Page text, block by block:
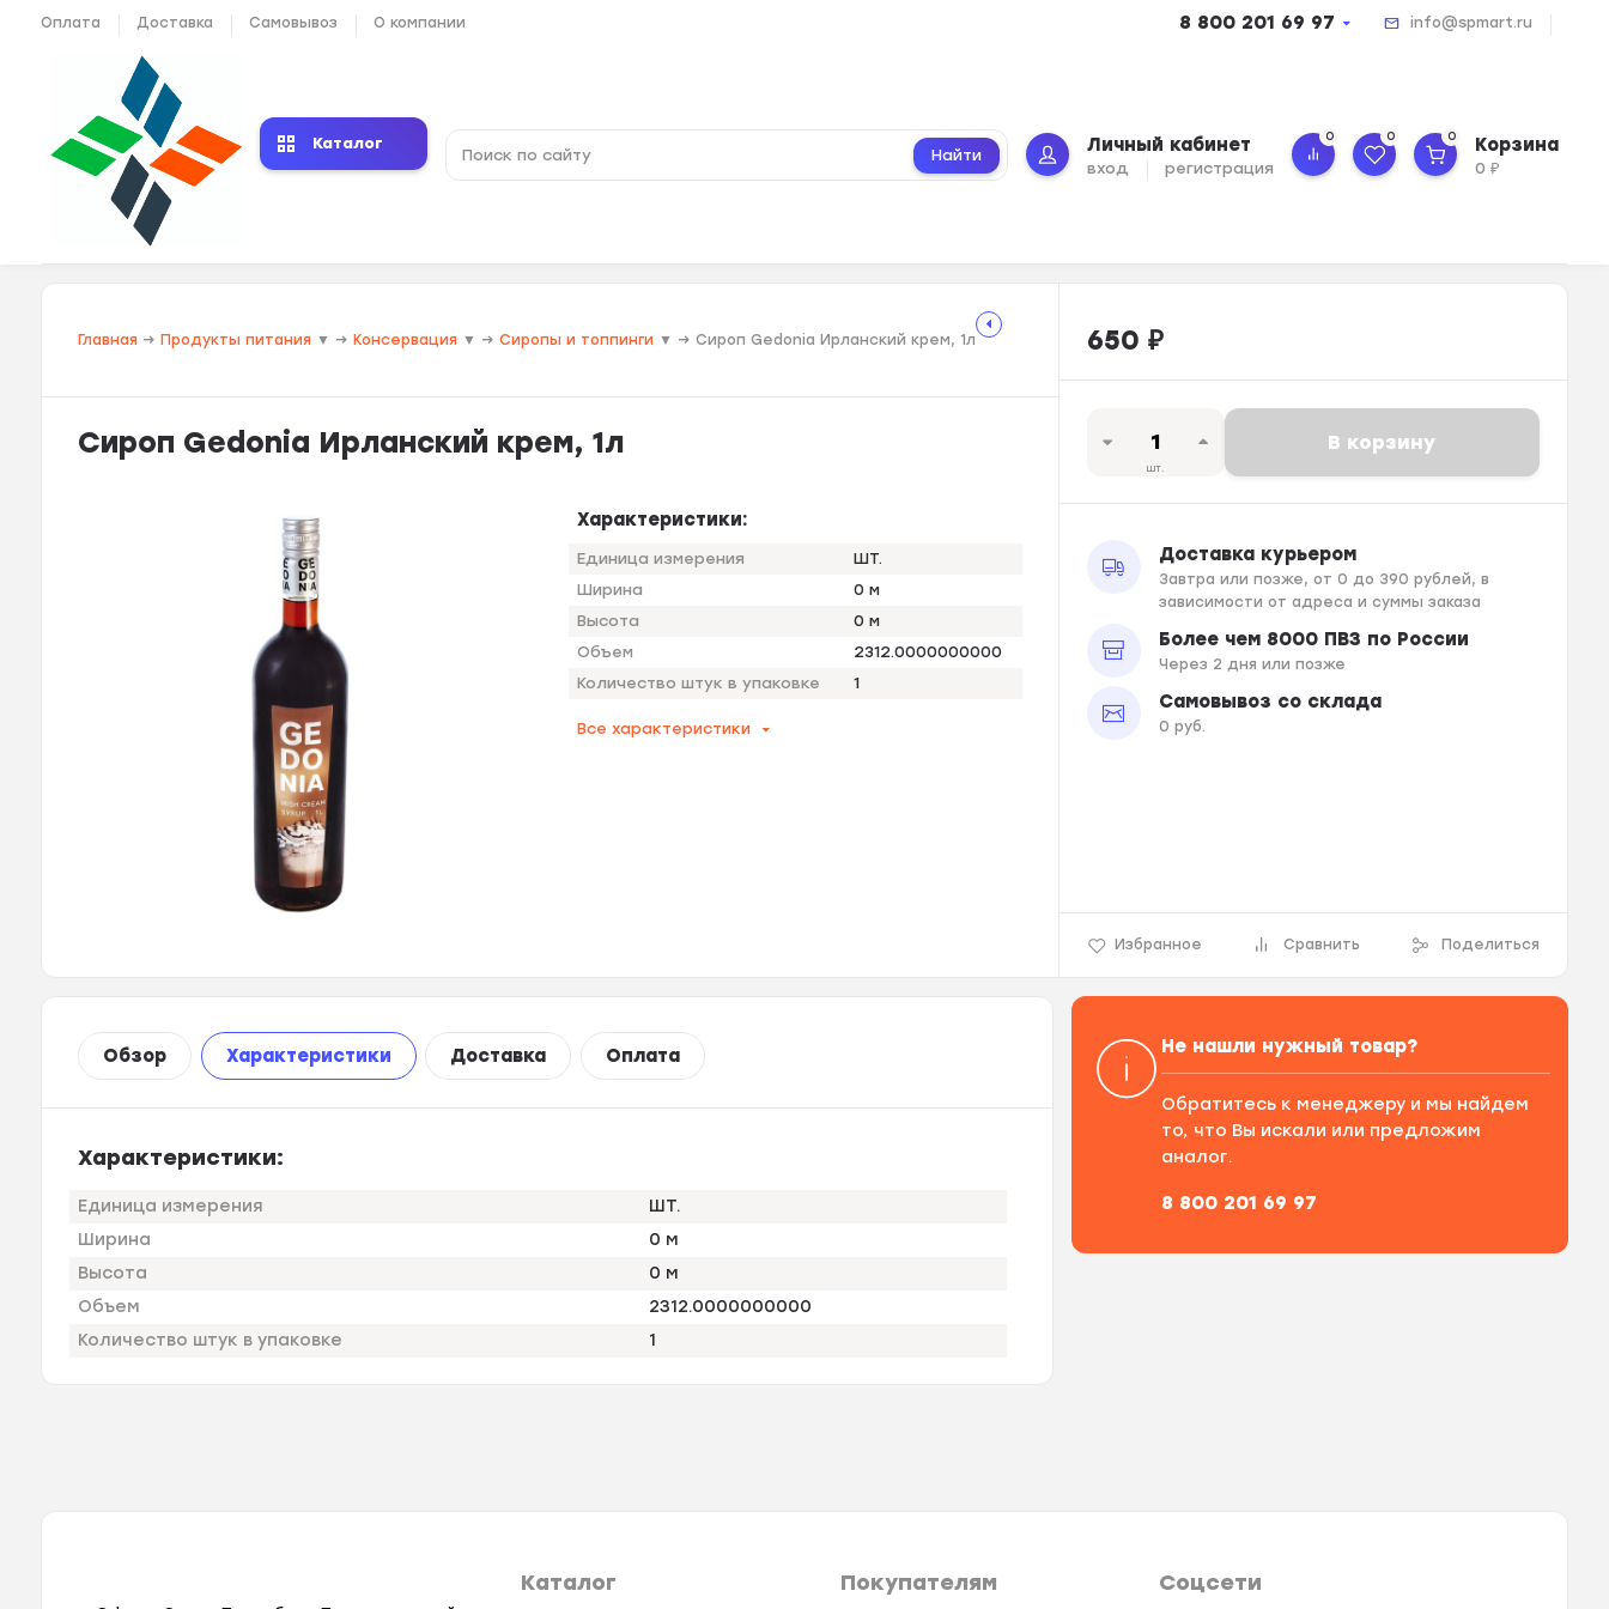
Оплата Доставка Самовывоз О компании 8 800 201 69 97 info@spmart.ru
Каталог
Найти Личный кабинет
вход регистрация
0 0 0 Корзина
0₽
Главная → Продукты питания ▼ → Консервация ▼ → Сиропы и топпинги ▼ → Сироп Gedonia Ирланский крем, 1л
Сироп Gedonia Ирланский крем, 1л
Характеристики:
Единица измерения
ШТ.
Ширина
0 м
Высота
0 м
Объем
2312.0000000000
Количество штук в упаковке
1
Все характеристики
650 ₽
шт.
В корзину
Доставка курьером
Завтра или позже, от 0 до 390 рублей, в
зависимости от адреса и суммы заказа
Более чем 8000 ПВЗ по России
Через 2 дня или позже
Самовывоз со склада
0 руб.
Избранное Сравнить Поделиться
Обзор Характеристики Доставка Оплата
Характеристики:
Единица измерения
ШТ.
Ширина
0 м
Высота
0 м
Объем
2312.0000000000
Количество штук в упаковке
1
Не нашли нужный товар?
Обратитесь к менеджеру и мы найдем
то, что Вы искали или предложим
аналог.
8 800 201 69 97
Каталог Покупателям Соцсети